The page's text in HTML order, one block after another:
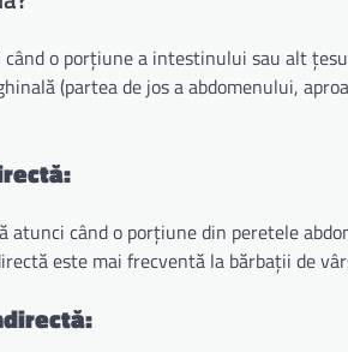
o porțiune a intestinului sau alt
(partea de jos a abdomenului,
atunci când o porțiune din peretele
este mai frecventă la bărbații de